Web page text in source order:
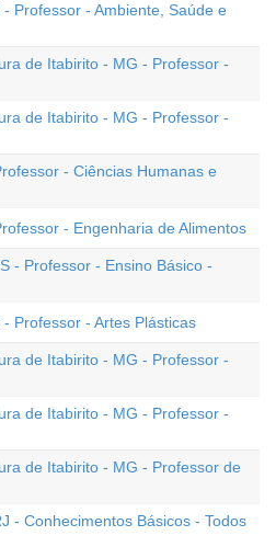
Professor - Ambiente, Saúde e
de Itabirito - MG - Professor -
de Itabirito - MG - Professor -
- Ciências Humanas e
- Engenharia de Alimentos
- Professor - Ensino Básico -
Professor - Artes Plásticas
de Itabirito - MG - Professor -
de Itabirito - MG - Professor -
de Itabirito - MG - Professor de
- Conhecimentos Básicos - Todos